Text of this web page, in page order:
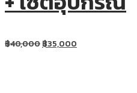
฿40,000฿35,000